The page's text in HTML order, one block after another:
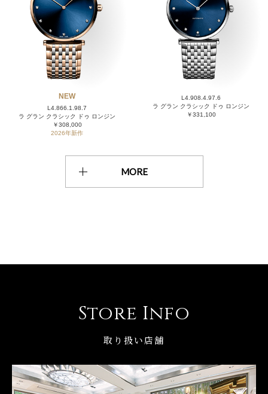
NEW
L4.866.1.98.7
ラ グラン クラシック ドゥ ロンジン
￥308,000
2026年新作
L4.908.4.97.6
ラ グラン クラシック ドゥ ロンジン
￥331,100
MORE
Store Info
取り扱い店舗